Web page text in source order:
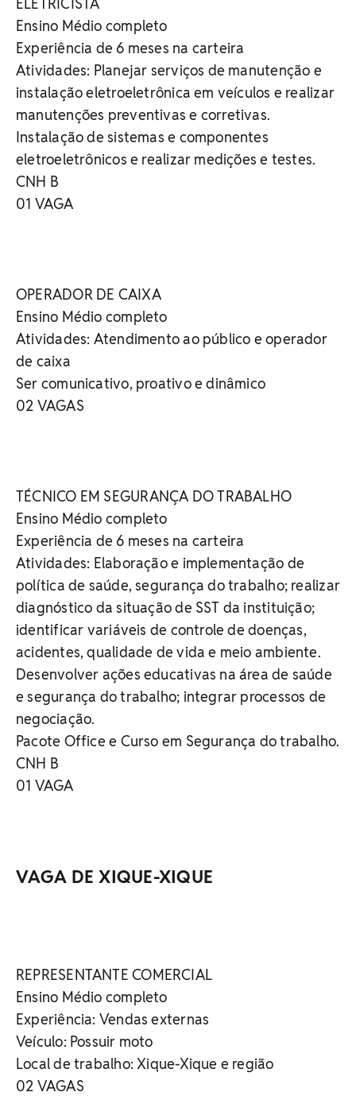
Ensino Médio completo
Experiência de 6 meses na carteira
Atividades: Planejar serviços de manutenção e
instalação eletroeletrônica em veículos e realizar
manutenções preventivas e corretivas.
Instalação de sistemas e componentes
eletroeletrônicos e realizar medições e testes.
CNH B
01 VAGA
OPERADOR DE CAIXA
Ensino Médio completo
Atividades: Atendimento ao público e operador
de caixa
Ser comunicativo, proativo e dinâmico
02 VAGAS
TÉCNICO EM SEGURANÇA DO TRABALHO
Ensino Médio completo
Experiência de 6 meses na carteira
Atividades: Elaboração e implementação de
política de saúde, segurança do trabalho; realizar
diagnóstico da situação de SST da instituição;
identificar variáveis de controle de doenças,
acidentes, qualidade de vida e meio ambiente.
Desenvolver ações educativas na área de saúde
e segurança do trabalho; integrar processos de
negociação.
Pacote Office e Curso em Segurança do trabalho.
CNH B
01 VAGA
VAGA DE XIQUE-XIQUE
REPRESENTANTE COMERCIAL
Ensino Médio completo
Experiência: Vendas externas
Veículo: Possuir moto
Local de trabalho: Xique-Xique e região
02 VAGAS